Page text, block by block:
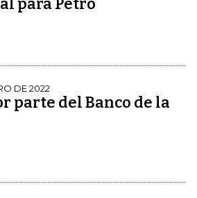
DE 2022
parte del Banco de la